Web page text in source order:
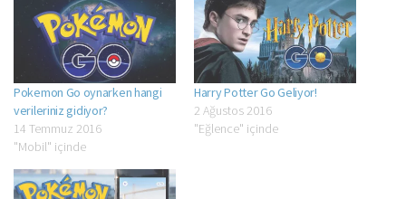
Pokemon Go oynarken hangi
verileriniz gidiyor?
14 Temmuz 2016
"Mobil" içinde
Harry Potter Go Geliyor!
2 Ağustos 2016
"Eğlence" içinde